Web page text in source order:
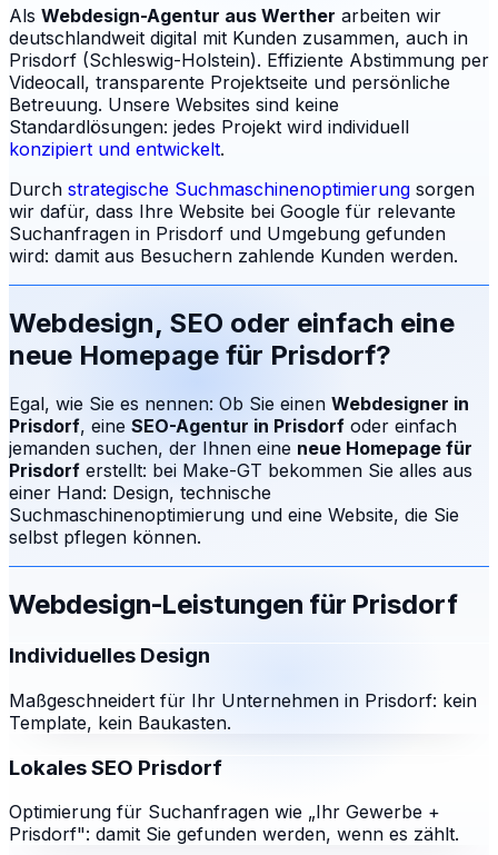
Als Webdesign-Agentur aus Werther arbeiten wir
deutschlandweit digital mit Kunden zusammen, auch in
Prisdorf (Schleswig-Holstein). Effiziente Abstimmung per
Videocall, transparente Projektseite und persönliche
Betreuung. Unsere Websites sind keine
Standardlösungen: jedes Projekt wird individuell
konzipiert und entwickelt.
Durch strategische Suchmaschinenoptimierung sorgen
wir dafür, dass Ihre Website bei Google für relevante
Suchanfragen in Prisdorf und Umgebung gefunden
wird: damit aus Besuchern zahlende Kunden werden.
Webdesign, SEO oder einfach eine
neue Homepage für Prisdorf?
Egal, wie Sie es nennen: Ob Sie einen Webdesigner in
Prisdorf, eine SEO-Agentur in Prisdorf oder einfach
jemanden suchen, der Ihnen eine neue Homepage für
Prisdorf erstellt: bei Make-GT bekommen Sie alles aus
einer Hand: Design, technische
Suchmaschinenoptimierung und eine Website, die Sie
selbst pflegen können.
Webdesign-Leistungen für Prisdorf
Individuelles Design
Maßgeschneidert für Ihr Unternehmen in Prisdorf: kein
Template, kein Baukasten.
Lokales SEO Prisdorf
Optimierung für Suchanfragen wie „Ihr Gewerbe +
Prisdorf": damit Sie gefunden werden, wenn es zählt.